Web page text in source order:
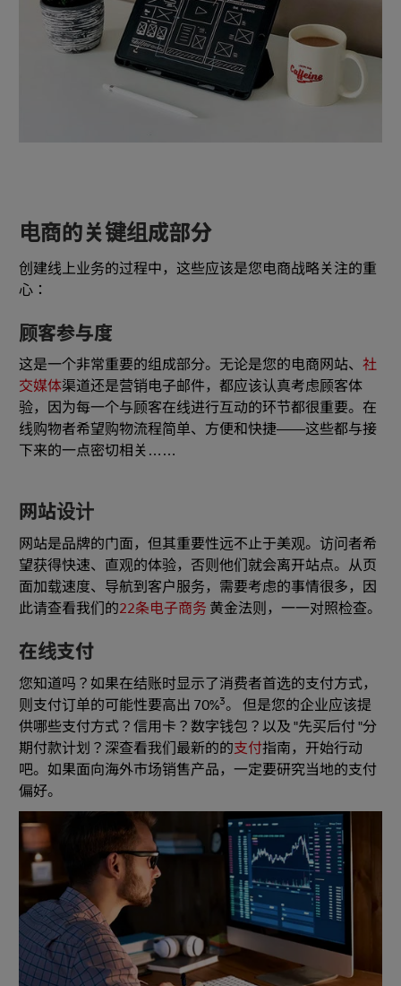
电商的关键组成部分
创建线上业务的过程中，这些应该是您电商战略关注的重
心：
顾客参与度
这是一个非常重要的组成部分。无论是您的电商网站、 社
交媒体渠道还是营销电子邮件，都应该认真考虑顾客体
验，因为每一个与顾客在线进行互动的环节都很重要。在
线购物者希望购物流程简单、方便和快捷——这些都与接
下来的一点密切相关……
网站设计
网站是品牌的门面，但其重要性远不止于美观。访问者希
望获得快速、直观的体验，否则他们就会离开站点。从页
面加载速度、导航到客户服务，需要考虑的事情很多，因
此请查看我们的22条电子商务 黄金法则，一一对照检查。
在线支付
您知道吗？如果在结账时显示了消费者首选的支付方式，
则支付订单的可能性要高出 70%3。 但是您的企业应该提
供哪些支付方式？信用卡？数字钱包？以及 "先买后付 "分
期付款计划？深查看我们最新的的支付指南，开始行动
吧。如果面向海外市场销售产品，一定要研究当地的支付
偏好。